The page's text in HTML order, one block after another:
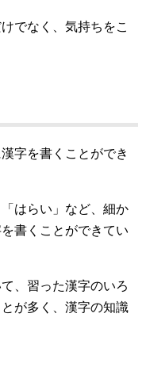
でなく、気持ちをこ
字を書くことができ
はらい」など、細か
書くことができてい
、習った漢字のいろ
が多く、漢字の知識